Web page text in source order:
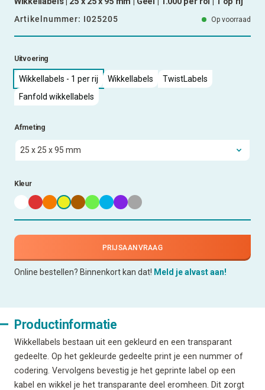
Artikelnummer: I025205 Op voorraad
Uitvoering
Wikkellabels - 1 per rij Wikkellabels
TwistLabels
Fanfold wikkellabels
Afmeting
Kleur
PRIJSAANVRAAG
Online bestellen? Binnenkort kan dat! Meld je alvast aan!
Productinformatie
Wikkellabels bestaan uit een gekleurd en een transparant
gedeelte. Op het gekleurde gedeelte print je een nummer of
codering. Vervolgens bevestig je het geprinte label op een
kabel en wikkel je het transparante deel eromheen. Dit zorgt